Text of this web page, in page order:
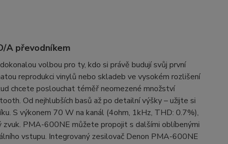
A převodníkem
volbou pro ty, kdo si právě budují svůj první
reprodukci vinylů nebo skladeb ve vysokém rozlišení
chcete poslouchat téměř neomezené množství
Od nejhlubších basů až po detailní výšky – užijte si
S výkonem 70 W na kanál (4ohm, 1kHz, THD: 0.7%),
PMA-600NE můžete propojit s dalšími oblíbenými
vstupu. Integrovaný zesilovač Denon PMA-600NE